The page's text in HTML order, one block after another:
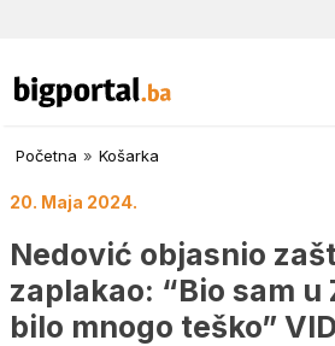
Početna » Košarka
20. Maja 2024.
Nedović objasnio
zaplakao: “Bio sam u
bilo mnogo teško”